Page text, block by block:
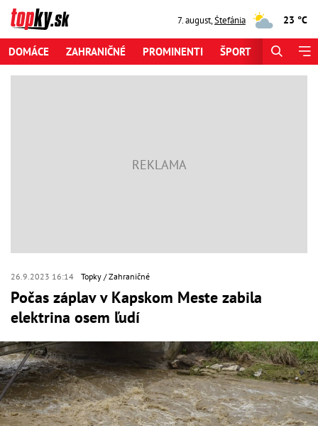
7. august,Štefánia 23 °C
DOMÁCE ZAHRANIČNÉ PROMINENTI ŠPORT
26.9.2023 16:14 Topky Zahraničné
Počas záplav v Kapskom Meste zabila
elektrina osem ľudí